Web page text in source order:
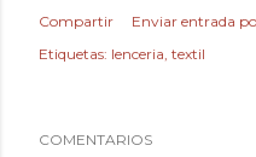
Compartir
Enviar entrada
Etiquetas: lenceria textil
COMENTARIOS